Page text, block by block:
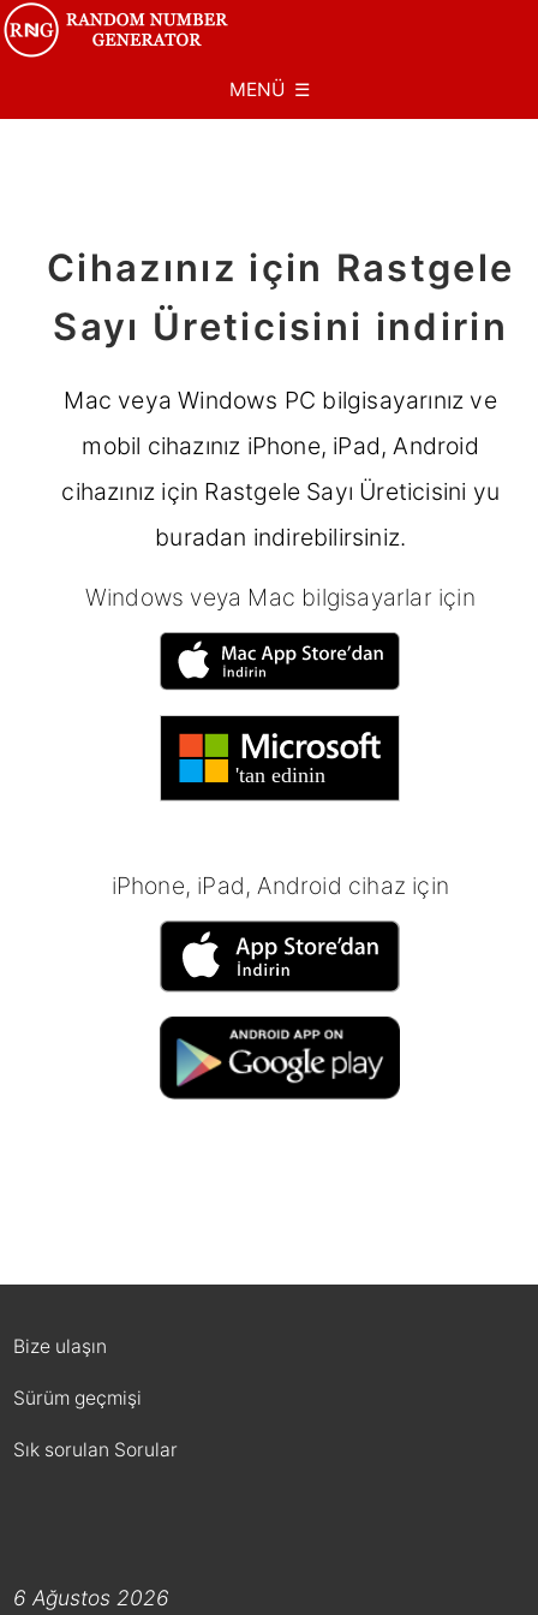
MENÜ ☰
Cihazınız için Rastgele
Sayı Üreticisini indirin
Mac veya Windows PC bilgisayarınız ve
mobil cihazınız iPhone, iPad, Android
cihazınız için Rastgele Sayı Üreticisini yu
buradan indirebilirsiniz.
Windows veya Mac bilgisayarlar için
iPhone, iPad, Android cihaz için
Bize ulaşın
Sürüm geçmişi
Sık sorulan Sorular
6 Ağustos 2026